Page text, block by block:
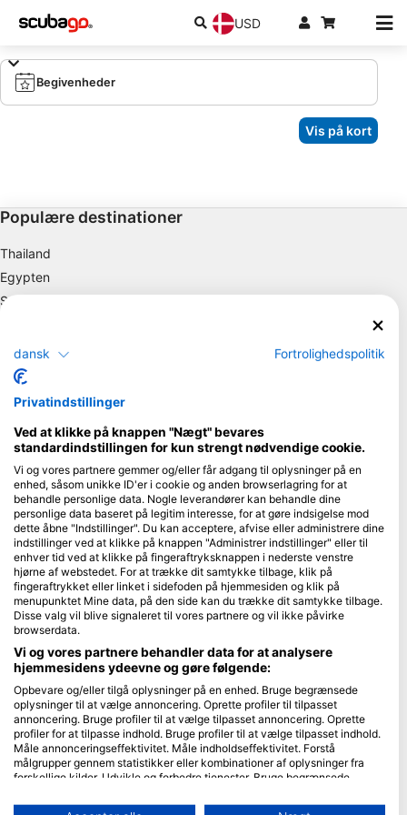
USD
Begivenheder
Vis på kort
Populære destinationer
Thailand
Egypten
Spanien
Florida
Filippinerne
Mexico
Virksomhed
Blue Oceans
Ofte stillede spørgsmål (FAQ)
Privatlivspolitik
Vilkår for brug
Aftryk
Medlemskab
Bliv partner
HEAD Watersports
SSI
LiveAboard.com
Mares
Aqualung
dansk Fortrolighedspolitik
Privatindstillinger
Ved at klikke på knappen "Nægt" bevares
standardindstillingen for kun strengt nødvendige cookie.
Vi og vores partnere gemmer og/eller får adgang til oplysninger på en
enhed, såsom unikke ID'er i cookie og anden browserlagring for at
behandle personlige data. Nogle leverandører kan behandle dine
personlige data baseret på legitim interesse, for at gøre indsigelse mod
dette åbne "Indstillinger". Du kan acceptere, afvise eller administrere dine
indstillinger ved at klikke på knappen "Administrer indstillinger" eller til
enhver tid ved at klikke på fingeraftryksknappen i nederste venstre
hjørne af webstedet. For at trække dit samtykke tilbage, klik på
fingeraftrykket eller linket i sidefoden på hjemmesiden og klik på
menupunktet Mine data, på den side kan du trække dit samtykke tilbage.
Disse valg vil blive signaleret til vores partnere og vil ikke påvirke
browserdata.
Vi og vores partnere behandler data for at analysere
hjemmesidens ydeevne og gøre følgende:
Opbevare og/eller tilgå oplysninger på en enhed. Bruge begrænsede
oplysninger til at vælge annoncering. Oprette profiler til tilpasset
annoncering. Bruge profiler til at vælge tilpasset annoncering. Oprette
profiler for at tilpasse indhold. Bruge profiler til at vælge tilpasset indhold.
Måle annonceringseffektivitet. Måle indholdseffektivitet. Forstå
målgrupper gennem statistikker eller kombinationer af oplysninger fra
forskellige kilder. Udvikle og forbedre tjenester. Bruge begrænsede